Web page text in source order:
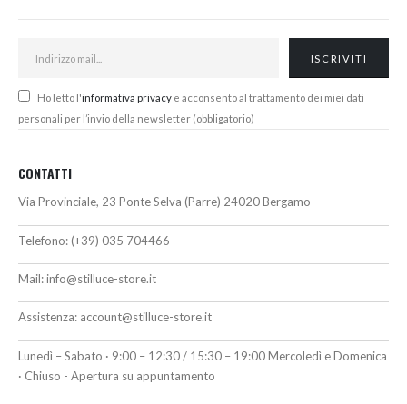
Ho letto l'informativa privacy e acconsento al trattamento dei miei dati
personali per l’invio della newsletter (obbligatorio)
CONTATTI
Via Provinciale, 23 Ponte Selva (Parre) 24020 Bergamo
Telefono: (+39) 035 704466
Mail:info@stilluce-store.it
Assistenza: account@stilluce-store.it
Lunedì – Sabato · 9:00 – 12:30 / 15:30 – 19:00 Mercoledì e Domenica
· Chiuso - Apertura su appuntamento